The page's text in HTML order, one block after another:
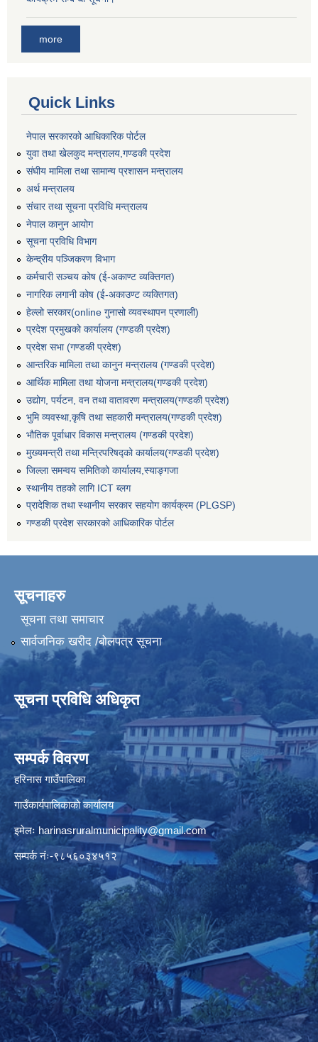
more
Quick Links
नेपाल सरकारको आधिकारिक पोर्टल
युवा तथा खेलकुद मन्त्रालय,गण्डकी प्रदेश
संघीय मामिला तथा सामान्य प्रशासन मन्त्रालय
अर्थ मन्त्रालय
संचार तथा सूचना प्रविधि मन्त्रालय
नेपाल कानुन आयोग
सूचना प्रविधि विभाग
केन्द्रीय पञ्जिकरण विभाग
कर्मचारी सञ्‍चय कोष (ई‍-अकाण्ट व्यक्तिगत)
नागरिक लगानी कोष (ई-अकाउण्ट व्यक्तिगत)
हेल्लो सरकार(online गुनासो व्यवस्थापन प्रणाली)
प्रदेश प्रमुखको कार्यालय (गण्डकी प्रदेश)
प्रदेश सभा (गण्डकी प्रदेश)
आन्तरिक मामिला तथा कानुन मन्त्रालय (गण्डकी प्रदेश)
आर्थिक मामिला तथा योजना मन्त्रालय(गण्डकी प्रदेश)
उद्योग, पर्यटन, वन तथा वातावरण मन्त्रालय(गण्डकी प्रदेश)
भुमि व्यवस्था,कृषि तथा सहकारी मन्त्रालय(गण्डकी प्रदेश)
भौतिक पूर्वाधार विकास मन्त्रालय (गण्डकी प्रदेश)
मुख्यमन्त्री तथा मन्त्रिपरिषद्को कार्यालय(गण्डकी प्रदेश)
जिल्ला समन्वय समितिको कार्यालय,स्याङ्गजा
स्थानीय तहको लागि ICT ब्लग
प्रादेशिक तथा स्थानीय सरकार सहयोग कार्यक्रम (PLGSP)
गण्डकी प्रदेश सरकारको आधिकारिक पोर्टल
सूचनाहरु
सूचना तथा समाचार
सार्वजनिक खरीद /बोलपत्र सूचना
सूचना प्रविधि अधिकृत
सम्पर्क विवरण
हरिनास गाउँपालिका
गाउँकार्यपालिकाको कार्यालय
इमेलः harinasruralmunicipality@gmail.com
सम्पर्क नंः-९८५६०३४५१२